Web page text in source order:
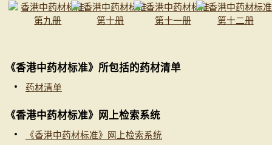
《香港中药材标准》所包括的药材清单
药材清单
《香港中药材标准》网上检索系统
《香港中药材标准》网上检索系统